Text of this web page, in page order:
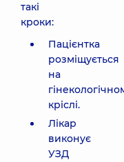
такі
кроки:
Пацієнтка
розміщується
на
кріслі.
Лікар
виконує
УЗД